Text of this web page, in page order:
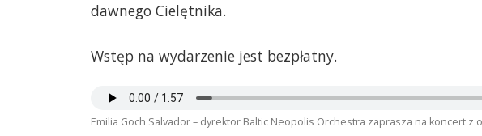
dawnego Cielętnika.
Wstęp na wydarzenie jest bezpłatny.
Emilia Goch Salvador – dyrektor Baltic Neopolis Orchestra zaprasza na koncert z